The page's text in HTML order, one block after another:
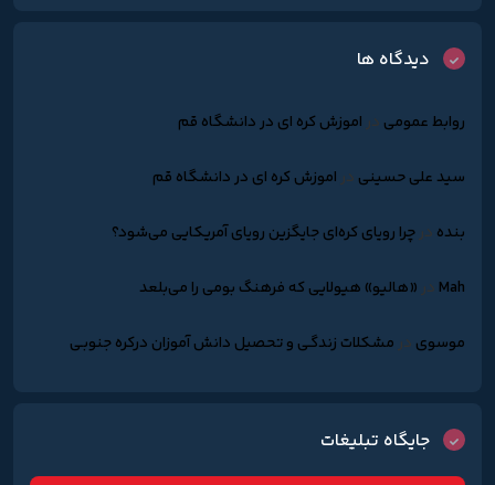
دیدگاه ها
روابط عمومی دراموزش کره ای در دانشگاه قم
سید علی حسینی دراموزش کره ای در دانشگاه قم
بنده درچرا رویای کره‌ای جایگزین رویای آمریکایی می‌شود؟
Mah در«هالیو» هیولایی که فرهنگ بومی را می‌بلعد
موسوی درمشکلات زندگـی و تحصیل دانش آموزان درکره جنوبـی
جایگاه تبلیغات